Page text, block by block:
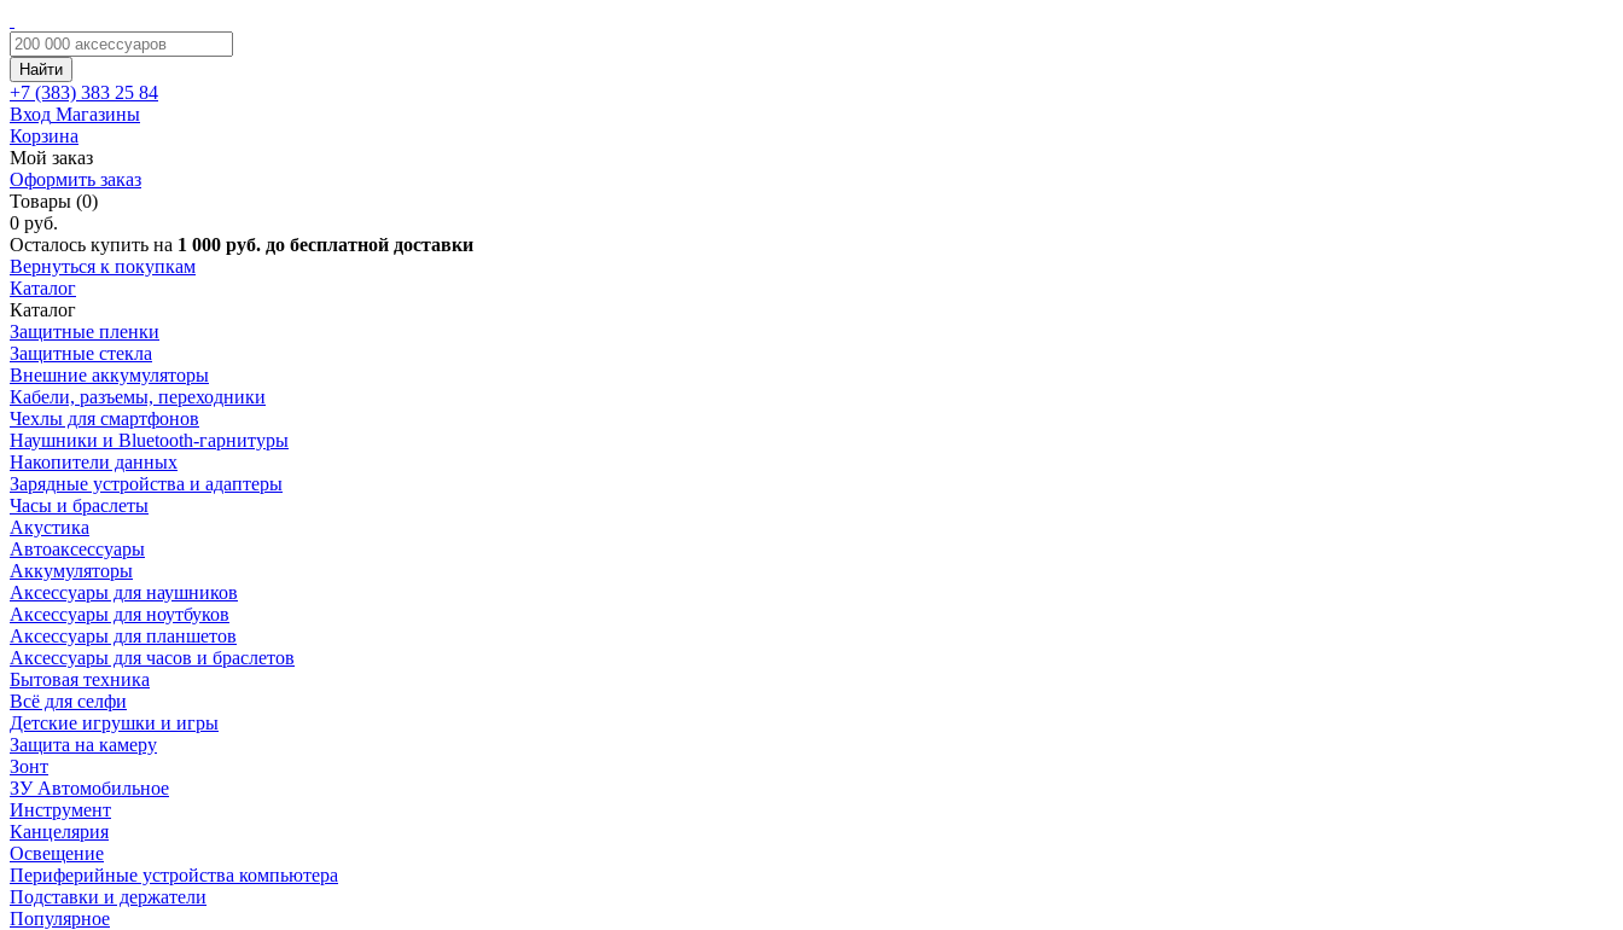
Найти
+7 (383) 383 25 84
Вход Магазины
Корзина
Мой заказ
Оформить заказ
Товары (0)
0 руб.
Осталось купить на 1 000 руб. до бесплатной доставки
Вернуться к покупкам
Каталог
Каталог
Защитные пленки
Защитные стекла
Внешние аккумуляторы
Кабели, разъемы, переходники
Чехлы для смартфонов
Наушники и Bluetooth-гарнитуры
Накопители данных
Зарядные устройства и адаптеры
Часы и браслеты
Акустика
Автоаксессуары
Аккумуляторы
Аксессуары для наушников
Аксессуары для ноутбуков
Аксессуары для планшетов
Аксессуары для часов и браслетов
Бытовая техника
Всё для селфи
Детские игрушки и игры
Защита на камеру
Зонт
ЗУ Автомобильное
Инструмент
Канцелярия
Освещение
Периферийные устройства компьютера
Подставки и держатели
Популярное